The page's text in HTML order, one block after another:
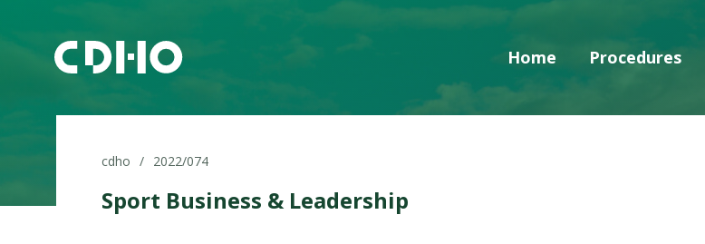
Home Procedures
cdho 2022/074
Sport Business & Leadership